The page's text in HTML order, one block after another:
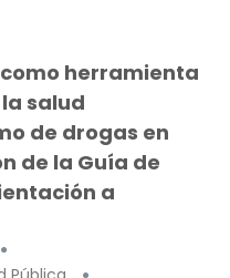
herramienta
salud
de drogas en
de la Guía de
a